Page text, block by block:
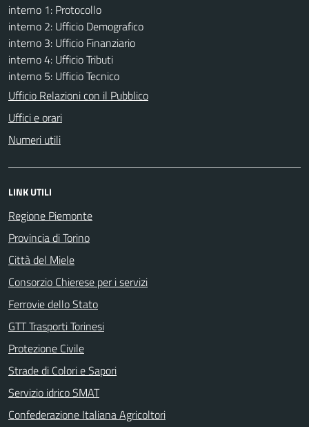
interno 1: Protocollo
interno 2: Ufficio Demografico
interno 3: Ufficio Finanziario
interno 4: Ufficio Tributi
interno 5: Ufficio Tecnico
Ufficio Relazioni con il Pubblico
Uffici e orari
Numeri utili
LINK UTILI
Regione Piemonte
Provincia di Torino
Città del Miele
Consorzio Chierese per i servizi
Ferrovie dello Stato
GTT Trasporti Torinesi
Protezione Civile
Strade di Colori e Sapori
Servizio idrico SMAT
Confederazione Italiana Agricoltori